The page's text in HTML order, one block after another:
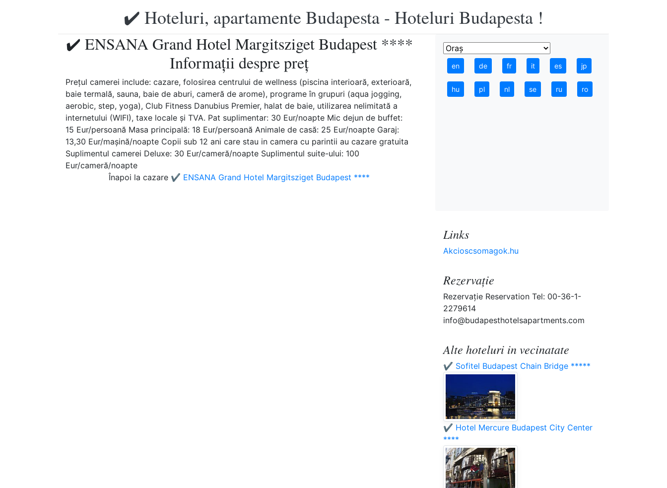
✔️ Hoteluri, apartamente Budapesta - Hoteluri Budapesta !
✔️ ENSANA Grand Hotel Margitsziget Budapest ****
Informații despre preț
Prețul camerei include: cazare, folosirea centrului de wellness (piscina interioară, exterioară,
baie termală, sauna, baie de aburi, cameră de arome), programe în grupuri (aqua jogging,
aerobic, step, yoga), Club Fitness Danubius Premier, halat de baie, utilizarea nelimitată a
internetului (WIFI), taxe locale şi TVA. Pat suplimentar: 30 Eur/noapte Mic dejun de buffet:
15 Eur/persoană Masa principală: 18 Eur/persoană Animale de casă: 25 Eur/noapte Garaj:
13,30 Eur/mașină/noapte Copii sub 12 ani care stau in camera cu parintii au cazare gratuita
Suplimentul camerei Deluxe: 30 Eur/cameră/noapte Suplimentul suite-ului: 100
Eur/cameră/noapte
Înapoi la cazare ✔️ ENSANA Grand Hotel Margitsziget Budapest ****
en de fr it es jp
hu pl nl se ru ro
Links
Akcioscsomagok.hu
Rezervaţie
Rezervaţie Reservation Tel: 00-36-1-
2279614
info@budapesthotelsapartments.com
Alte hoteluri in vecinatate
✔️ Sofitel Budapest Chain Bridge *****
✔️ Hotel Mercure Budapest City Center
****